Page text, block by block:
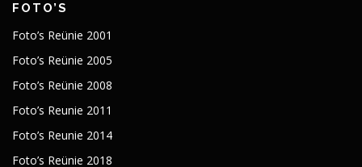
FOTO’S
Foto’s Reünie 2001
Foto’s Reünie 2005
Foto’s Reünie 2008
Foto’s Reunie 2011
Foto’s Reunie 2014
Foto’s Reünie 2018